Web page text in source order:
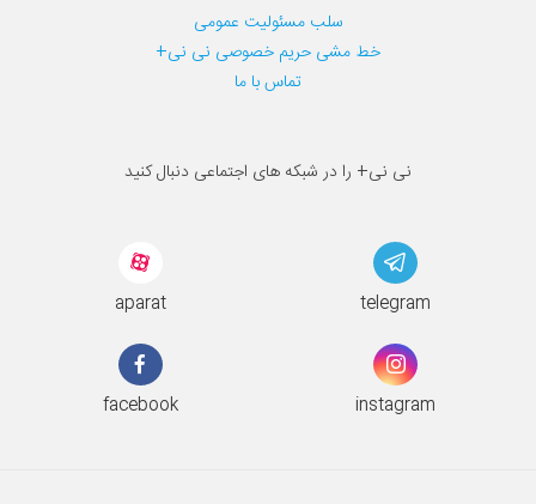
سلب مسئولیت عمومی
خط مشی حریم خصوصی نی نی+
تماس با ما
نی نی+ را در شبکه های اجتماعی دنبال کنید
aparat telegram
facebook instagram